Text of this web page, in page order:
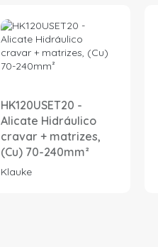
HK120USET20 -
Alicate Hidráulico
cravar + matrizes,
(Cu) 70-240mm²
Klauke